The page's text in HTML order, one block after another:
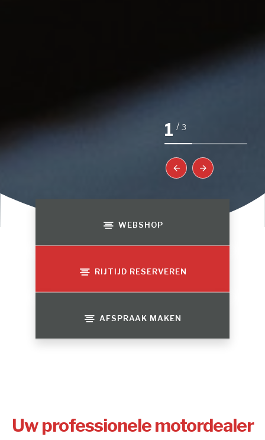
1 / 3
WEBSHOP
RIJTIJD RESERVEREN
AFSPRAAK MAKEN
Uw professionele motordealer